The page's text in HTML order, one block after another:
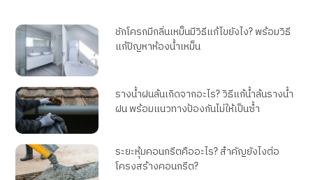
ชักโครกมีกลิ่นเหม็นมีวิธีแก้ไขยังไง? พร้อมวิธี
แก้ปัญหาห้องน้ำเหม็น
รางน้ำฝนล้นเกิดจากอะไร? วิธีแก้น้ำล้นรางน้ำ
ฝน พร้อมแนวทางป้องกันไม่ให้เป็นซ้ำ
ระยะหุ้มคอนกรีตคืออะไร? สำคัญยังไงต่อ
โครงสร้างคอนกรีต?